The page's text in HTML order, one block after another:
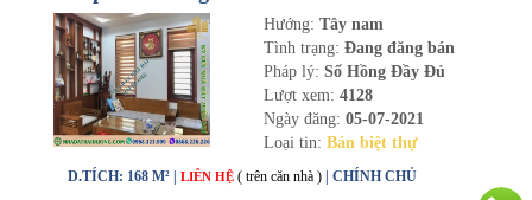
Hướng: Tây nam
Tình trạng: Đang đăng bán
Pháp lý: Sổ Hồng Đầy Đủ
Lượt xem: 4128
Ngày đăng: 05-07-2021
Loại tin: Bán biệt thự
D.TÍCH: 168 M² | LIÊN HỆ ( trên căn nhà ) | CHÍNH CHỦ